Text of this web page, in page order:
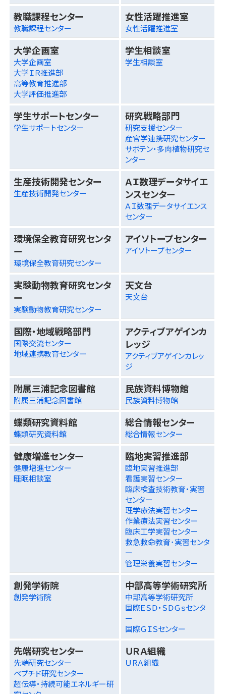
教職課程センター
教職課程センター
女性活躍推進室
女性活躍推進室
大学企画室
大学企画室
大学ＩＲ推進部
高等教育推進部
大学評価推進部
学生相談室
学生相談室
学生サポートセンター
学生サポートセンター
研究戦略部門
研究支援センター
産官学連携研究センター
サボテン・多肉植物研究セ
ンター
生産技術開発センター
生産技術開発センター
ＡＩ数理データサイエ
ンスセンター
ＡＩ数理データサイエンス
センター
環境保全教育研究センタ
ー
環境保全教育研究センター
アイソトープセンター
アイソトープセンター
実験動物教育研究センタ
ー
実験動物教育研究センター
天文台
天文台
国際・地域戦略部門
国際交流センター
地域連携教育センター
アクティブアゲインカ
レッジ
アクティブアゲインカレッ
ジ
附属三浦記念図書館
附属三浦記念図書館
民族資料博物館
民族資料博物館
蝶類研究資料館
蝶類研究資料館
総合情報センター
総合情報センター
健康増進センター
健康増進センター
睡眠相談室
臨地実習推進部
臨地実習推進部
看護実習センター
臨床検査技術教育・実習
センター
理学療法実習センター
作業療法実習センター
臨床工学実習センター
救急救命教育･実習センタ
ー
管理栄養実習センター
創発学術院
創発学術院
中部高等学術研究所
中部高等学術研究所
国際ＥＳＤ・ＳＤＧｓセンタ
ー
国際ＧＩＳセンター
先端研究センター
先端研究センター
ペプチド研究センター
超伝導・持続可能エネルギー研
ＵＲＡ組織
ＵＲＡ組織